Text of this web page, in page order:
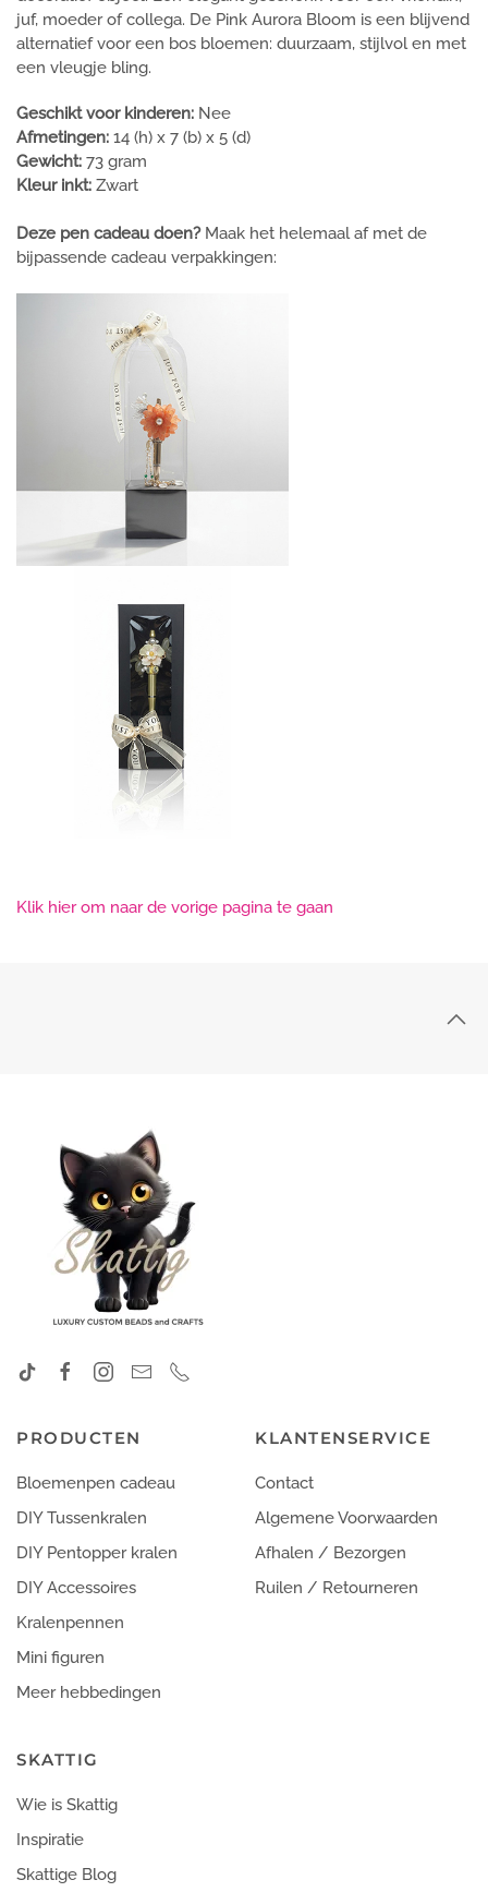
juf, moeder of collega. De Pink Aurora Bloom is een blijvend
alternatief voor een bos bloemen: duurzaam, stijlvol en met
een vleugje bling.
Geschikt voor kinderen: Nee
Afmetingen: 14 (h) x 7 (b) x 5 (d)
Gewicht: 73 gram
Kleur inkt: Zwart
Deze pen cadeau doen?Maak het helemaal af met de
bijpassende cadeau verpakkingen:
Klik hier om naar de vorige pagina te gaan
PRODUCTEN
Bloemenpen cadeau
DIY Tussenkralen
DIY Pentopper kralen
DIY Accessoires
Kralenpennen
Mini figuren
Meer hebbedingen
KLANTENSERVICE
Contact
Algemene Voorwaarden
Afhalen / Bezorgen
Ruilen / Retourneren
SKATTIG
Wie is Skattig
Inspiratie
Skattige Blog